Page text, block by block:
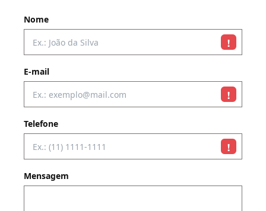
Nome
!
E-mail
!
Telefone
!
Mensagem